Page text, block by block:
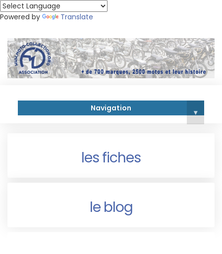
Powered by Translate
Navigation ▾
les fiches
le blog